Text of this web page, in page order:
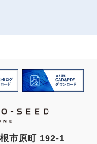
市原町 192-1